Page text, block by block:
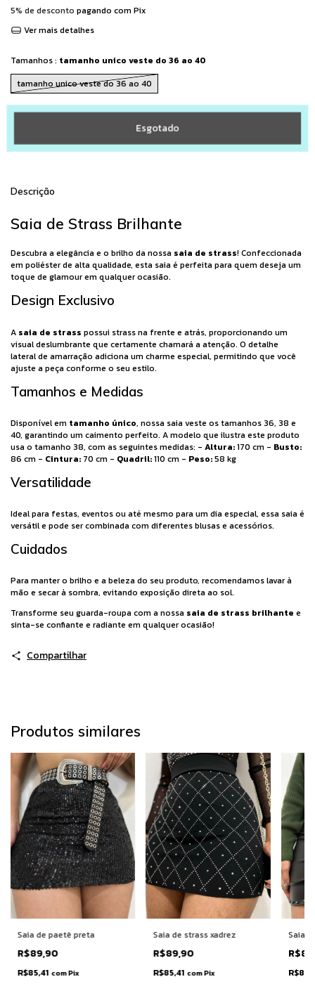
5% de desconto pagando com Pix
Ver mais detalhes
Tamanhos : tamanho unico veste do 36 ao 40
tamanho unico veste do 36 ao 40
Descrição
Saia de Strass Brilhante
Descubra a elegância e o brilho da nossa saia de strass! Confeccionada
em poliéster de alta qualidade, esta saia é perfeita para quem deseja um
toque de glamour em qualquer ocasião.
Design Exclusivo
A saia de strass possui strass na frente e atrás, proporcionando um
visual deslumbrante que certamente chamará a atenção. O detalhe
lateral de amarração adiciona um charme especial, permitindo que você
ajuste a peça conforme o seu estilo.
Tamanhos e Medidas
Disponível em tamanho único, nossa saia veste os tamanhos 36, 38 e
40, garantindo um caimento perfeito. A modelo que ilustra este produto
usa o tamanho 38, com as seguintes medidas: - Altura:170 cm - Busto:
86 cm - Cintura: 70 cm - Quadril:110 cm - Peso:58 kg
Versatilidade
Ideal para festas, eventos ou até mesmo para um dia especial, essa saia é
versátil e pode ser combinada com diferentes blusas e acessórios.
Cuidados
Para manter o brilho e a beleza do seu produto, recomendamos lavar à
mão e secar à sombra, evitando exposição direta ao sol.
Transforme seu guarda-roupa com a nossa saia de strass brilhante e
sinta-se confiante e radiante em qualquer ocasião!
Compartilhar
Produtos similares
Saia de paetê preta
R$89,90
R$85,41 comPix
Saia de strass xadrez
R$89,90
R$85,41 comPix
Saia